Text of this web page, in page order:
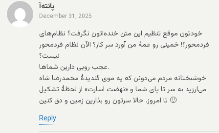
پانته‌آ
December 31, 2025
خودتون موقع تنظیم این متن خنده‌اتون نگرفت؟ نظام‌های
فردمحور؟! خمینی رو عمهٔ من آورد سر کار؟ الآن نظام فردمحور
نیست؟
عجب رویی دارین شماها.
خوشبختانه مردم می‌دونن که یه موی گندیدهٔ محمدرضا شاه
می‌ارزید به سر تا پای شما و «نهضت اسارت» از لحظهٔ تشکیل
تا امروز. حالا سرتون رو بذارین زمین و دق کنین 🙂
Reply